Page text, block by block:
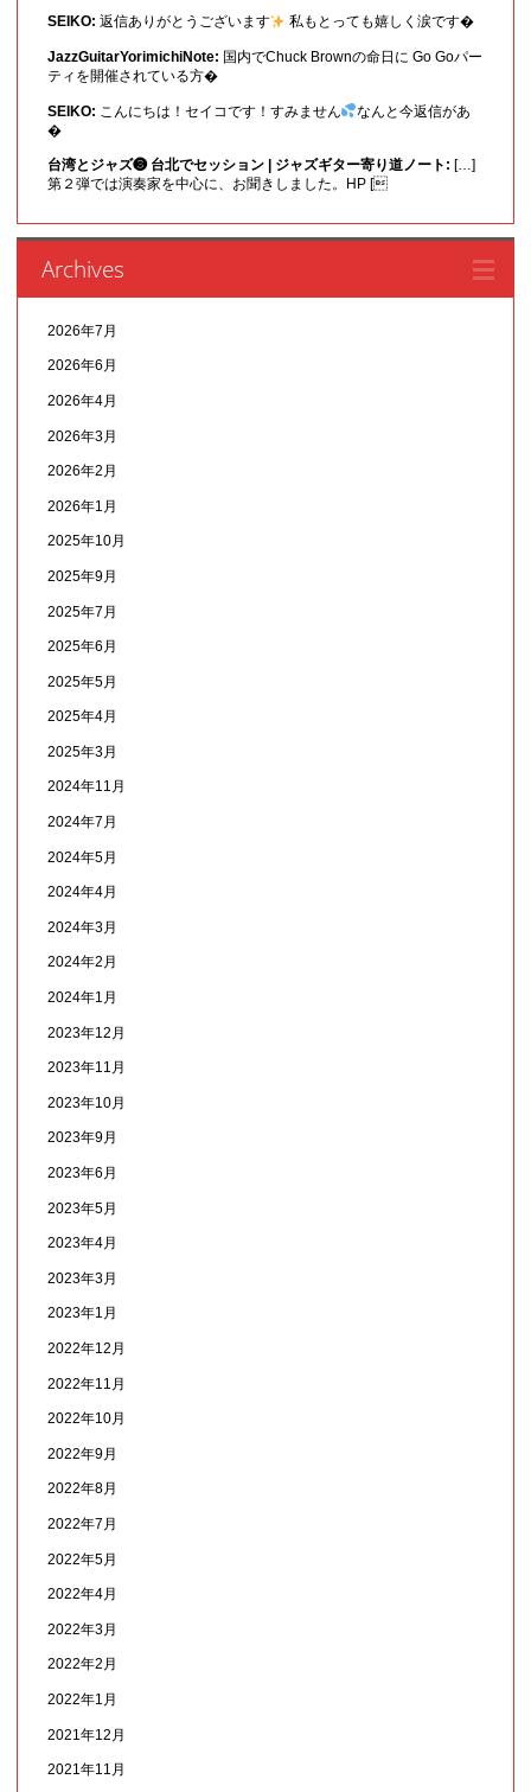
SEIKO: 返信ありがとうございます 私もとっても嬉しく涙です�
JazzGuitarYorimichiNote: 国内でChuck Brownの命日に Go Goパー
ティを開催されている方�
SEIKO: こんにちは！セイコです！すみません
なんと今返信があ
�
台湾とジャズ❸ 台北でセッション | ジャズギター寄り道ノート: […]
第２弾では演奏家を中心に、お聞きしました。HP [
Archives
2026年7月
2026年6月
2026年4月
2026年3月
2026年2月
2026年1月
2025年10月
2025年9月
2025年7月
2025年6月
2025年5月
2025年4月
2025年3月
2024年11月
2024年7月
2024年5月
2024年4月
2024年3月
2024年2月
2024年1月
2023年12月
2023年11月
2023年10月
2023年9月
2023年6月
2023年5月
2023年4月
2023年3月
2023年1月
2022年12月
2022年11月
2022年10月
2022年9月
2022年8月
2022年7月
2022年5月
2022年4月
2022年3月
2022年2月
2022年1月
2021年12月
2021年11月